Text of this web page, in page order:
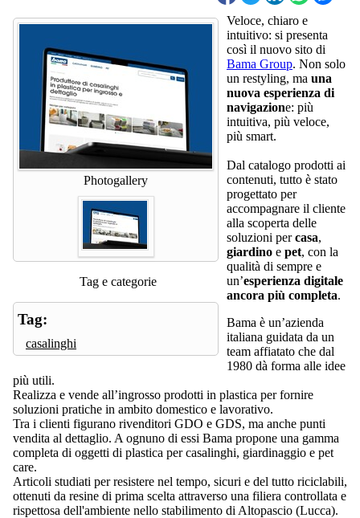
Photogallery
Tag e categorie
Tag:
casalinghi
Veloce, chiaro e
intuitivo: si presenta
così il nuovo sito di
Bama Group. Non solo
un restyling, ma una
nuova esperienza di
navigazione: più
intuitiva, più veloce,
più smart.
Dal catalogo prodotti ai
contenuti, tutto è stato
progettato per
accompagnare il cliente
alla scoperta delle
soluzioni percasa,
giardino e pet, con la
qualità di sempre e
un’esperienza digitale
ancora più completa.
Bama è un’azienda
italiana guidata da un
team affiatato che dal
1980 dà forma alle idee
più utili.
Realizza e vende all’ingrosso prodotti in plastica per fornire
soluzioni pratiche in ambito domestico e lavorativo.
Tra i clienti figurano rivenditori GDO e GDS, ma anche punti
vendita al dettaglio. A ognuno di essi Bama propone una gamma
completa di oggetti di plastica per casalinghi, giardinaggio e pet
care.
Articoli studiati per resistere nel tempo, sicuri e del tutto riciclabili,
ottenuti da resine di prima scelta attraverso una filiera controllata e
rispettosa dell'ambiente nello stabilimento di Altopascio (Lucca).